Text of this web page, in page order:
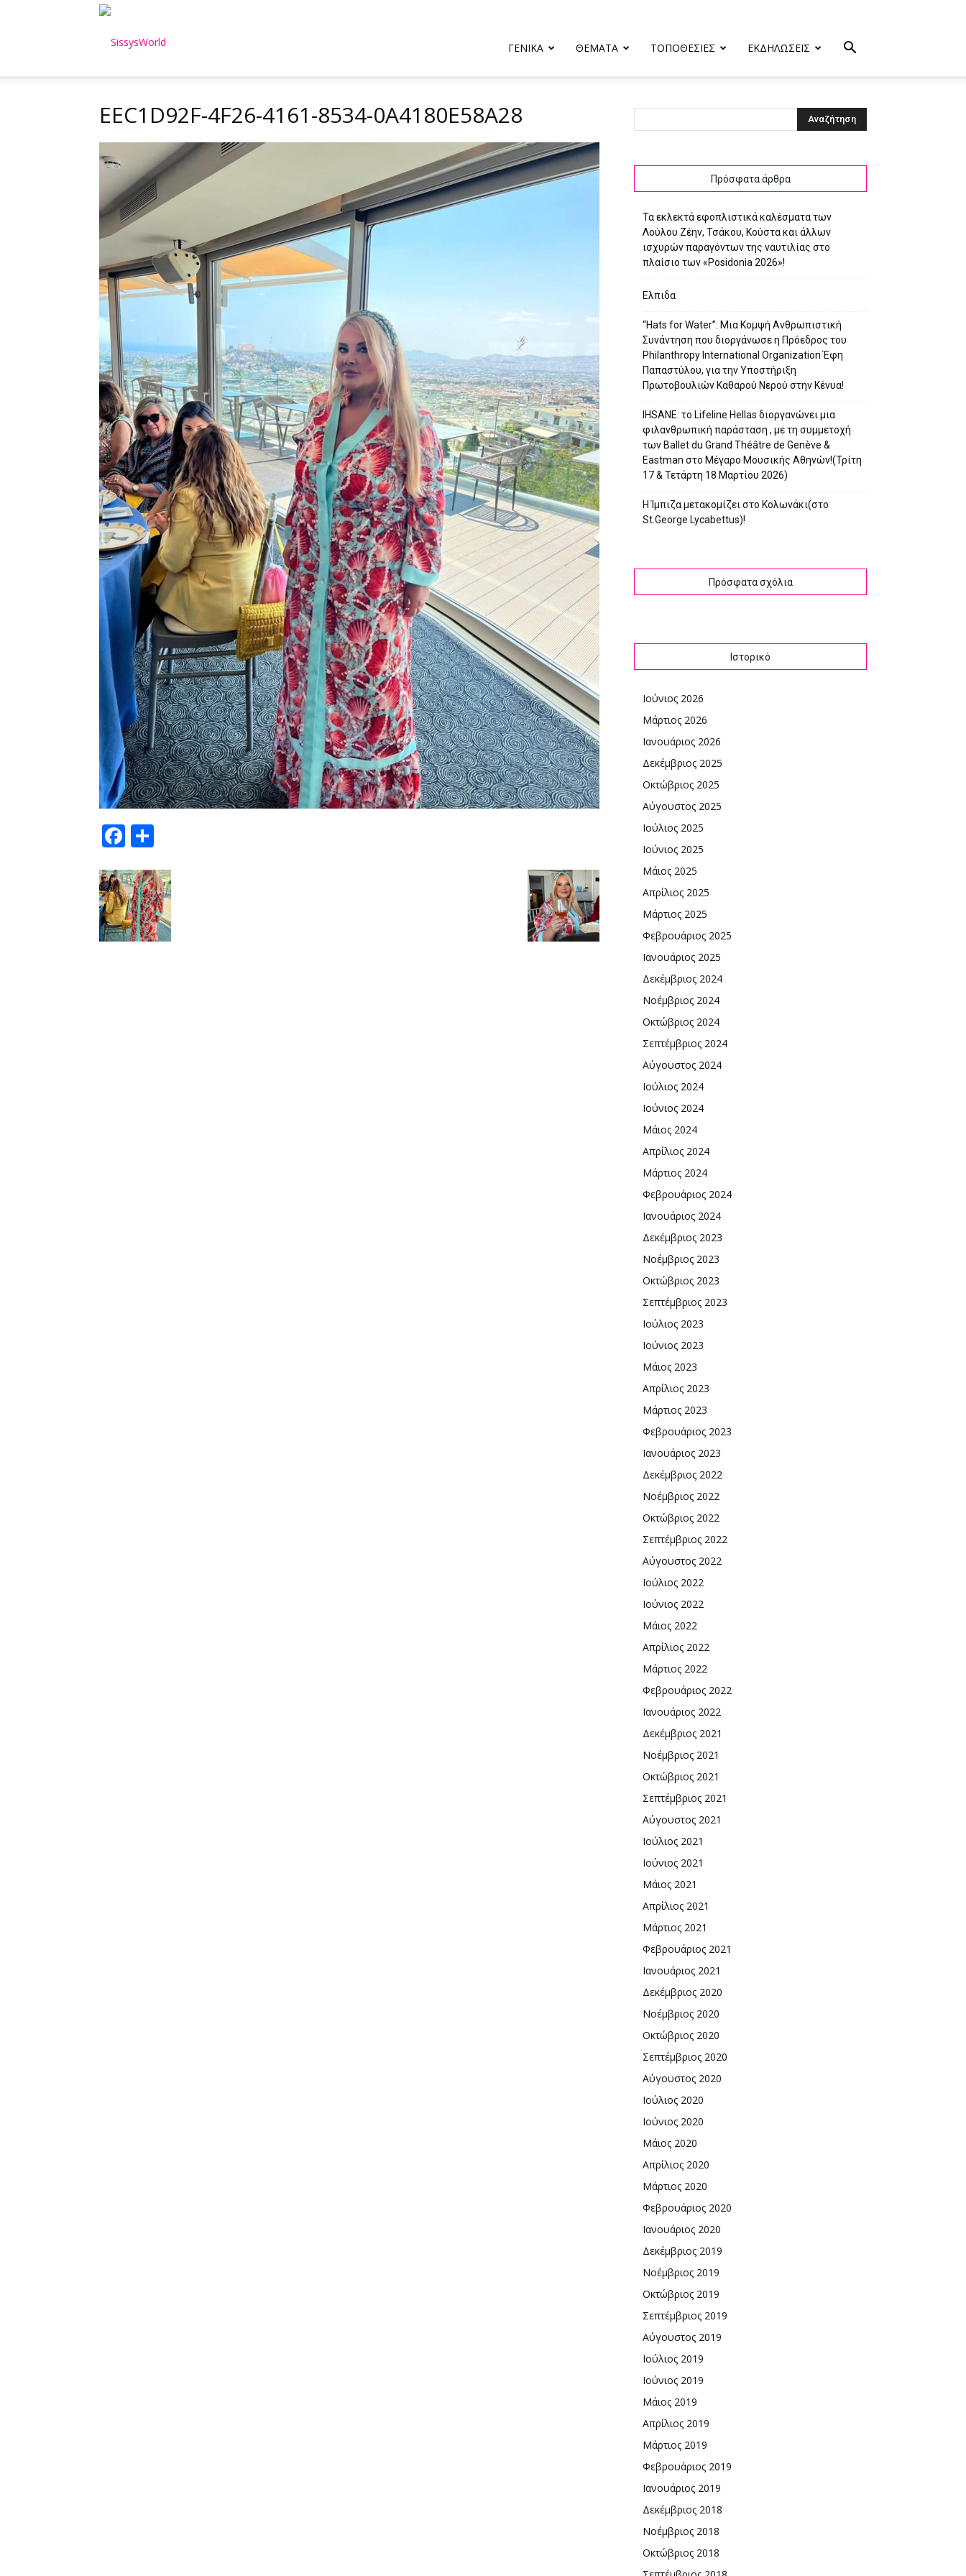
ΓΕΝΙΚΑ ΘΕΜΑΤΑ ΤΟΠΟΘΕΣΙΕΣ ΕΚΔΗΛΩΣΕΙΣ
EEC1D92F-4F26-4161-8534-0A4180E58A28
Facebook
Πρόσφατα άρθρα
Τα εκλεκτά εφοπλιστικά καλέσματα των
Λούλου Ζέην, Τσάκου, Κούστα και άλλων
ισχυρών παραγόντων της ναυτιλίας στο
πλαίσιο των «Posidonia 2026»!
Ελπιδα
“Hats for Water”: Μια Κομψή Ανθρωπιστική
Συνάντηση που διοργάνωσε η Πρόεδρος του
Philanthropy International Organization Έφη
Παπαστύλου, για την Υποστήριξη
Πρωτοβουλιών Καθαρού Νερού στην Κένυα!
IHSANE: το Lifeline Hellas διοργανώνει μια
φιλανθρωπική παράσταση , με τη συμμετοχή
των Ballet du Grand Théâtre de Genève &
Eastman στο Μέγαρο Μουσικής Αθηνών!(Τρίτη
17 & Τετάρτη 18 Μαρτίου 2026)
Η Ίμπιζα μετακομίζει στο Κολωνάκι(στο
St.George Lycabettus)!
Πρόσφατα σχόλια
Ιστορικό
Ιούνιος 2026
Μάρτιος 2026
Ιανουάριος 2026
Δεκέμβριος 2025
Οκτώβριος 2025
Αύγουστος 2025
Ιούλιος 2025
Ιούνιος 2025
Μάιος 2025
Απρίλιος 2025
Μάρτιος 2025
Φεβρουάριος 2025
Ιανουάριος 2025
Δεκέμβριος 2024
Νοέμβριος 2024
Οκτώβριος 2024
Σεπτέμβριος 2024
Αύγουστος 2024
Ιούλιος 2024
Ιούνιος 2024
Μάιος 2024
Απρίλιος 2024
Μάρτιος 2024
Φεβρουάριος 2024
Ιανουάριος 2024
Δεκέμβριος 2023
Νοέμβριος 2023
Οκτώβριος 2023
Σεπτέμβριος 2023
Ιούλιος 2023
Ιούνιος 2023
Μάιος 2023
Απρίλιος 2023
Μάρτιος 2023
Φεβρουάριος 2023
Ιανουάριος 2023
Δεκέμβριος 2022
Νοέμβριος 2022
Οκτώβριος 2022
Σεπτέμβριος 2022
Αύγουστος 2022
Ιούλιος 2022
Ιούνιος 2022
Μάιος 2022
Απρίλιος 2022
Μάρτιος 2022
Φεβρουάριος 2022
Ιανουάριος 2022
Δεκέμβριος 2021
Νοέμβριος 2021
Οκτώβριος 2021
Σεπτέμβριος 2021
Αύγουστος 2021
Ιούλιος 2021
Ιούνιος 2021
Μάιος 2021
Απρίλιος 2021
Μάρτιος 2021
Φεβρουάριος 2021
Ιανουάριος 2021
Δεκέμβριος 2020
Νοέμβριος 2020
Οκτώβριος 2020
Σεπτέμβριος 2020
Αύγουστος 2020
Ιούλιος 2020
Ιούνιος 2020
Μάιος 2020
Απρίλιος 2020
Μάρτιος 2020
Φεβρουάριος 2020
Ιανουάριος 2020
Δεκέμβριος 2019
Νοέμβριος 2019
Οκτώβριος 2019
Σεπτέμβριος 2019
Αύγουστος 2019
Ιούλιος 2019
Ιούνιος 2019
Μάιος 2019
Απρίλιος 2019
Μάρτιος 2019
Φεβρουάριος 2019
Ιανουάριος 2019
Δεκέμβριος 2018
Νοέμβριος 2018
Οκτώβριος 2018